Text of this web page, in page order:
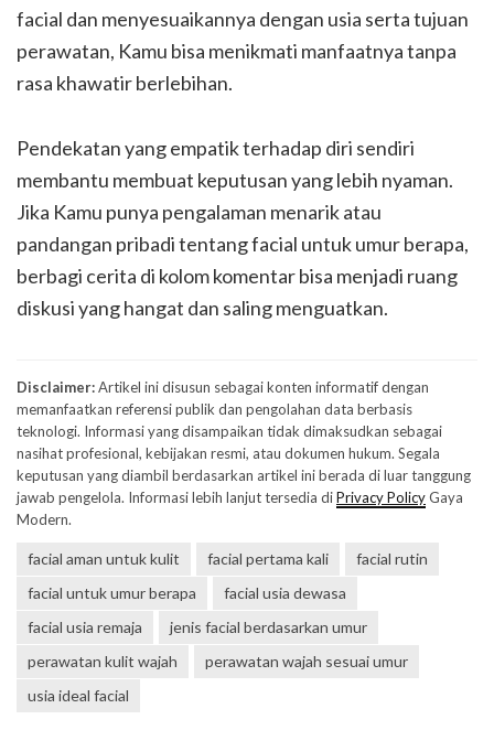
facial dan menyesuaikannya dengan usia serta tujuan
perawatan, Kamu bisa menikmati manfaatnya tanpa
rasa khawatir berlebihan.
Pendekatan yang empatik terhadap diri sendiri
membantu membuat keputusan yang lebih nyaman.
Jika Kamu punya pengalaman menarik atau
pandangan pribadi tentang facial untuk umur berapa,
berbagi cerita di kolom komentar bisa menjadi ruang
diskusi yang hangat dan saling menguatkan.
Disclaimer:Artikel ini disusun sebagai konten informatif dengan
memanfaatkan referensi publik dan pengolahan data berbasis
teknologi. Informasi yang disampaikan tidak dimaksudkan sebagai
nasihat profesional, kebijakan resmi, atau dokumen hukum. Segala
keputusan yang diambil berdasarkan artikel ini berada di luar tanggung
jawab pengelola. Informasi lebih lanjut tersedia diPrivacy PolicyGaya
Modern.
facial aman untuk kulit facial pertama kali
facial rutin
facial untuk umur berapa
facial usia dewasa
facial usia remaja
jenis facial berdasarkan umur
perawatan kulit wajah
perawatan wajah sesuai umur
usia ideal facial